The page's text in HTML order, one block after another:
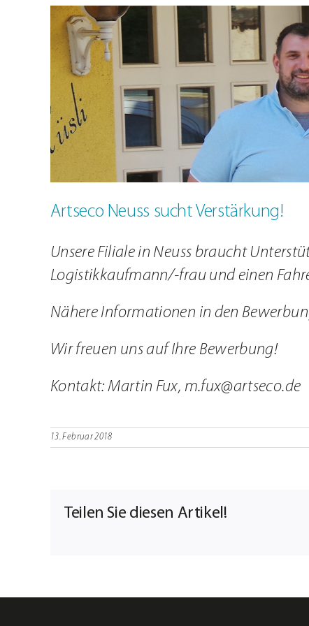
Zeige
grösseres
Bild
Artseco Neuss sucht Verstärkung!
Unsere Filiale in Neuss braucht
Logistikkaufmann/-frau und einen
Nähere Informationen in den
Wir freuen uns auf Ihre Bewerbung!
Kontakt: Martin Fux, m.fux@artseco.de
13. Februar 2018
Teilen Sie diesen Artikel!
Schulungen
ARTSECO Blog –
Jobs
Kontakt